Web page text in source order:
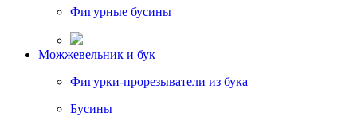
Фигурные бусины
Можжевельник и бук
Фигурки-прорезыватели из бука
Бусины